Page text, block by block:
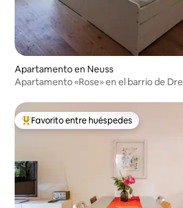
Apartamento en Neuss
Apartamento «Rose» en el barrio de
Favorito entre huéspedes preferido
Favorito entre huéspedes